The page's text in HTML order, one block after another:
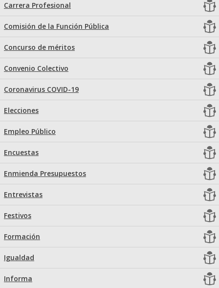
Carrera Profesional
Comisión de la Función Pública
Concurso de méritos
Convenio Colectivo
Coronavirus COVID-19
Elecciones
Empleo Público
Encuestas
Enmienda Presupuestos
Entrevistas
Festivos
Formación
Igualdad
Informa